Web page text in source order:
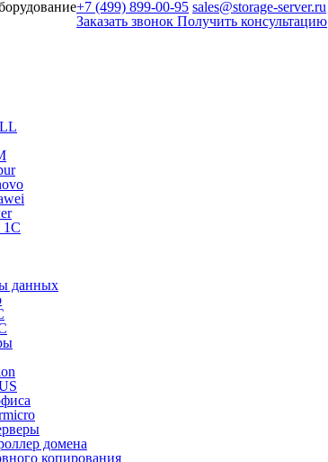
+7 (499) 899-00-95 sales@storage-server.ru
Заказать звонок Получить консультацию
1C
данных
домена
копирования